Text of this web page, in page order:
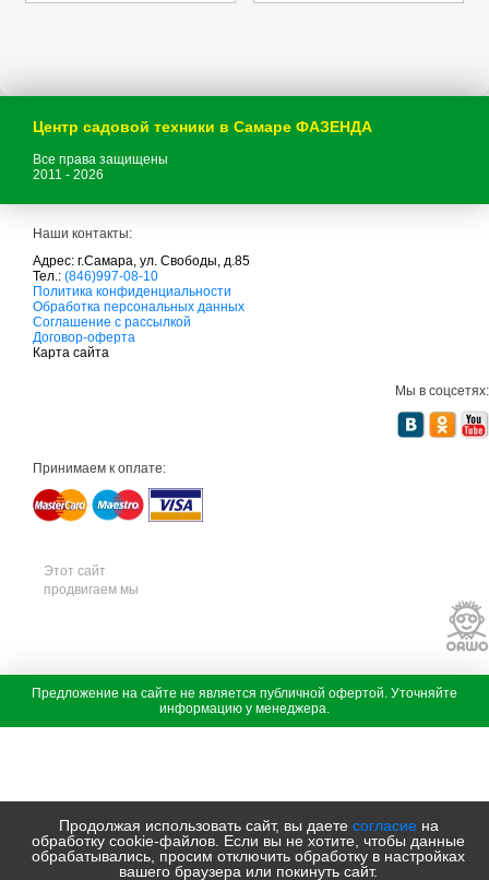
Центр садовой техники в Самаре ФАЗЕНДА
Все права защищены
2011 - 2026
Наши контакты:
Адрес: г.Самара, ул. Свободы, д.85
Тел.: (846)997-08-10
с
а
д
о
в
и
к
а
м
т
е
х
с
а
Политика конфиденциальности
Обработка персональных данных
Соглашение с рассылкой
Договор-оферта
Карта сайта
Мы в соцсетях:
Принимаем к оплате:
Этот сайт
продвигаем мы
Продолжая использовать сайт, вы даете согласиена
обработку cookie-файлов. Если вы не хотите, чтобы данные
обрабатывались, просим отключить обработку в настройках
вашего браузера или покинуть сайт.
Предложение на сайте не является публичной офертой. Уточняйте
информацию у менеджера.
д
т